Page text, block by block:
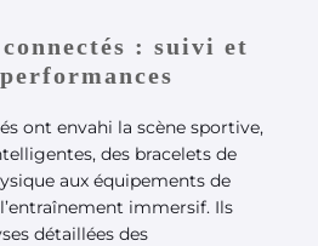
connectés : suivi et
ont envahi la scène sportive,
des bracelets de
aux équipements de
immersif. Ils
détaillées des